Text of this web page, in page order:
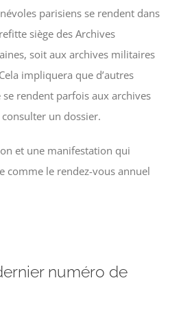
parisiens se rendent dans
siège des Archives
soit aux archives militaires
impliquera que d’autres
rendent parfois aux archives
un dossier.
et une manifestation qui
comme le rendez-vous annuel
numéro de